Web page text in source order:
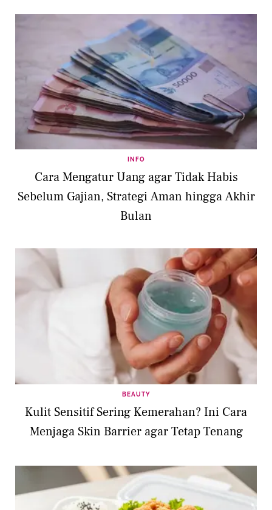
INFO
Cara Mengatur Uang agar Tidak Habis
Sebelum Gajian, Strategi Aman hingga Akhir
Bulan
BEAUTY
Kulit Sensitif Sering Kemerahan? Ini Cara
Menjaga Skin Barrier agar Tetap Tenang